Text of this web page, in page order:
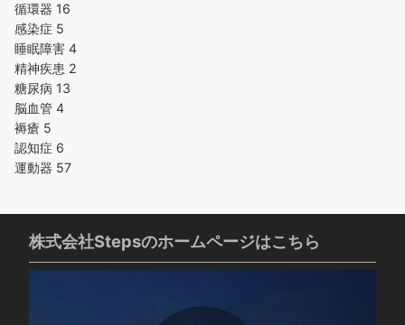
循環器 16
感染症 5
睡眠障害 4
精神疾患 2
糖尿病 13
脳血管 4
褥瘡 5
認知症 6
運動器 57
株式会社Stepsのホームページはこちら